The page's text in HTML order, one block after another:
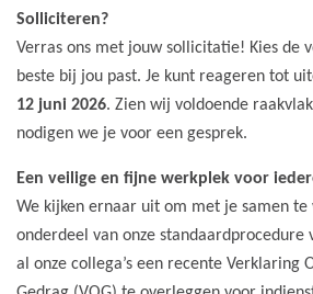
Solliciteren?
Verras ons met jouw sollicitatie! Kies de
beste bij jou past. Je kunt reageren tot
12 juni 2026. Zien wij voldoende
nodigen we je voor een gesprek.
Een veilige en fijne werkplek voor
We kijken ernaar uit om met je samen te
onderdeel van onze standaardprocedure
al onze collega’s een recente Verklaring